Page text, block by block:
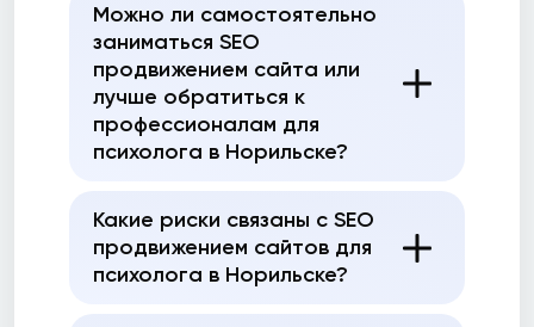
Можно ли самостоятельно
заниматься SEO
продвижением сайта или
лучше обратиться к
профессионалам для
психолога в Норильске?
Какие риски связаны с SEO
продвижением сайтов для
психолога в Норильске?